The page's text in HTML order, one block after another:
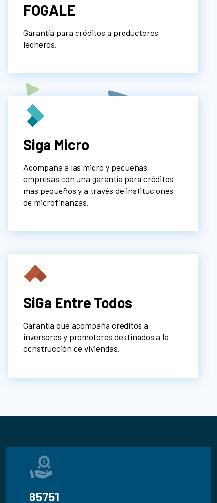
FOGALE
Garantía para créditos a productores
lecheros.
Siga Micro
Acompaña a las micro y pequeñas
empresas con una garantía para créditos
mas pequeños y a través de instituciones
de microfinanzas.
SiGa Entre Todos
Garantía que acompaña créditos a
inversores y promotores destinados a la
construcción de viviendas.
91.224